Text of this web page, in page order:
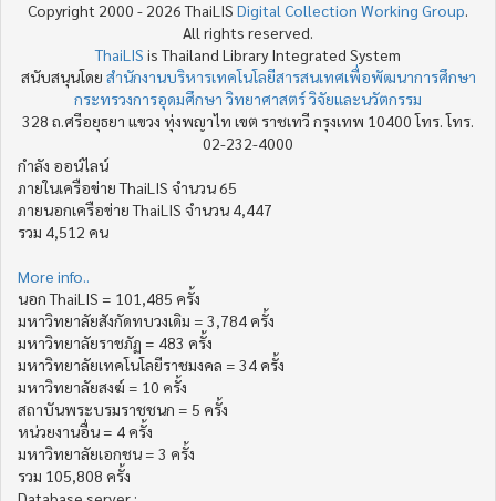
Copyright 2000 - 2026 ThaiLIS Digital Collection Working Group.
All rights reserved.
ThaiLIS is Thailand Library Integrated System
สนับสนุนโดย สำนักงานบริหารเทคโนโลยีสารสนเทศเพื่อพัฒนาการศึกษา
กระทรวงการอุดมศึกษา วิทยาศาสตร์ วิจัยและนวัตกรรม
328 ถ.ศรีอยุธยา แขวง ทุ่งพญาไท เขต ราชเทวี กรุงเทพ 10400 โทร. โทร.
02-232-4000
กำลัง ออน์ไลน์
ภายในเครือข่าย ThaiLIS จำนวน 65
ภายนอกเครือข่าย ThaiLIS จำนวน 4,447
รวม 4,512 คน
More info..
นอก ThaiLIS = 101,485 ครั้ง
มหาวิทยาลัยสังกัดทบวงเดิม = 3,784 ครั้ง
มหาวิทยาลัยราชภัฏ = 483 ครั้ง
มหาวิทยาลัยเทคโนโลยีราชมงคล = 34 ครั้ง
มหาวิทยาลัยสงฆ์ = 10 ครั้ง
สถาบันพระบรมราชชนก = 5 ครั้ง
หน่วยงานอื่น = 4 ครั้ง
มหาวิทยาลัยเอกชน = 3 ครั้ง
รวม 105,808 ครั้ง